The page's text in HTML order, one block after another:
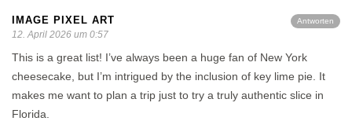
Antworten
IMAGE PIXEL ART
12. April 2026 um 0:57
This is a great list! I’ve always been a huge fan of New York
cheesecake, but I’m intrigued by the inclusion of key lime pie. It
makes me want to plan a trip just to try a truly authentic slice in
Florida.